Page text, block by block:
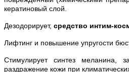
кератиновый слой.
Дезодорирует, средство интим-
Лифтинг и повышение упругости
Стимулирует синтез меланина,
раздражение кожи при